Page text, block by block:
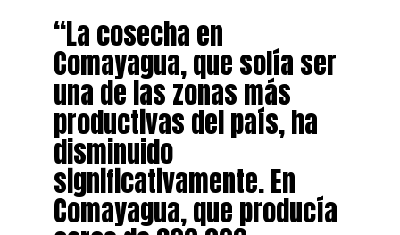
“La cosecha en
Comayagua, que solía ser
una de las zonas más
productivas del país, ha
disminuido
significativamente. En
Comayagua, que producía